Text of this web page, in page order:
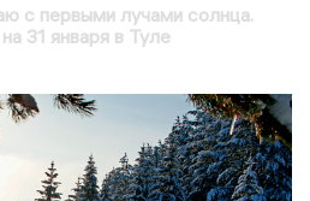
с первыми лучами солнца.
31 января в Туле